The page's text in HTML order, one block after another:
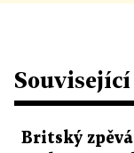
Britský